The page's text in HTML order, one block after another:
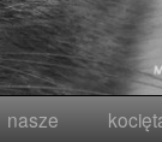
nasze